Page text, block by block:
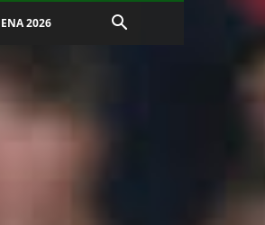
2026